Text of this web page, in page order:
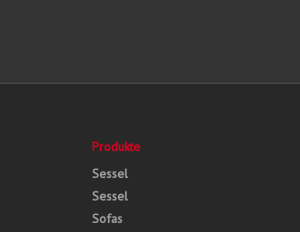
Produkte
Sessel
Sessel
Sofas